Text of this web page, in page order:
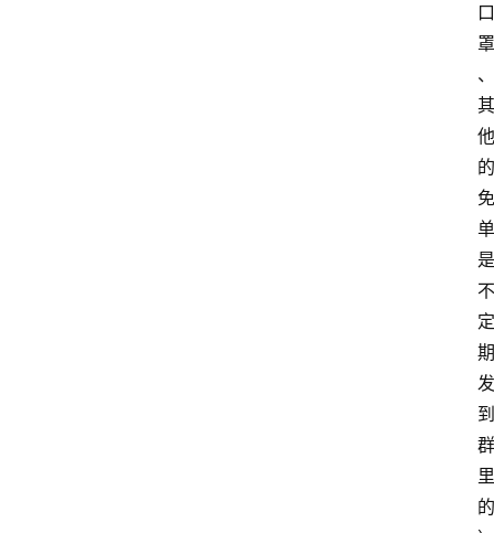
口
罩
、
其
他
的
免
单
是
不
定
期
发
到
群
里
的